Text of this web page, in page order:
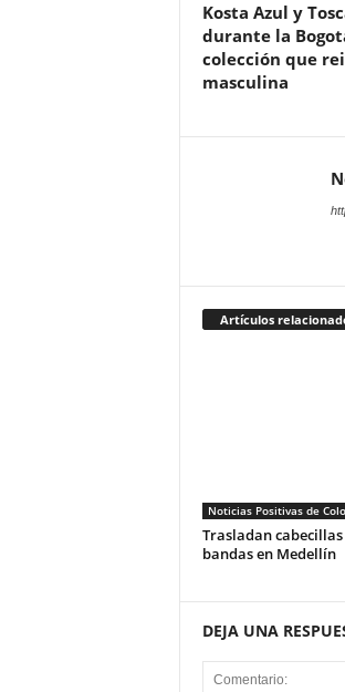
Kosta Azul y
durante la
colección que
masculina
Artículos
Noticias Positivas de
Trasladan cabecillas
bandas en Medellín
DEJA UNA